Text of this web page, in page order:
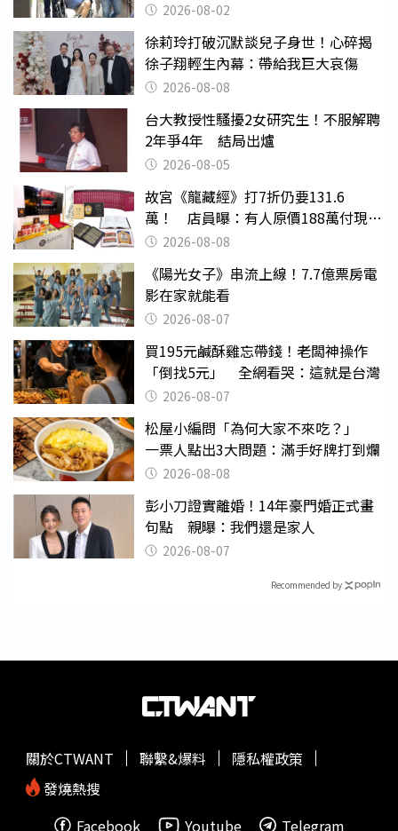
2026-08-02
徐莉玲打破沉默談兒子身世！心碎揭
徐子翔輕生內幕：帶給我巨大哀傷
2026-08-08
台大教授性騷擾2女研究生！不服解聘
2年爭4年 結局出爐
2026-08-05
故宮《龍藏經》打7折仍要131.6
萬！ 店員曝：有人原價188萬付現購
買 2026-08-08
《陽光女子》串流上線！7.7億票房電
影在家就能看
2026-08-07
買195元鹹酥雞忘帶錢！老闆神操作
「倒找5元」 全網看哭：這就是台灣
2026-08-07
松屋小編問「為何大家不來吃？」
一票人點出3大問題：滿手好牌打到爛
2026-08-08
彭小刀證實離婚！14年豪門婚正式畫
句點 親曝：我們還是家人
2026-08-07
Recommended by
關於CTWANT 聯繫&爆料
隱私權政策
發燒熱搜
Facebook
Youtube Telegram